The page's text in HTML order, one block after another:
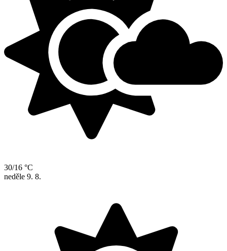
30/16 °C
neděle 9. 8.